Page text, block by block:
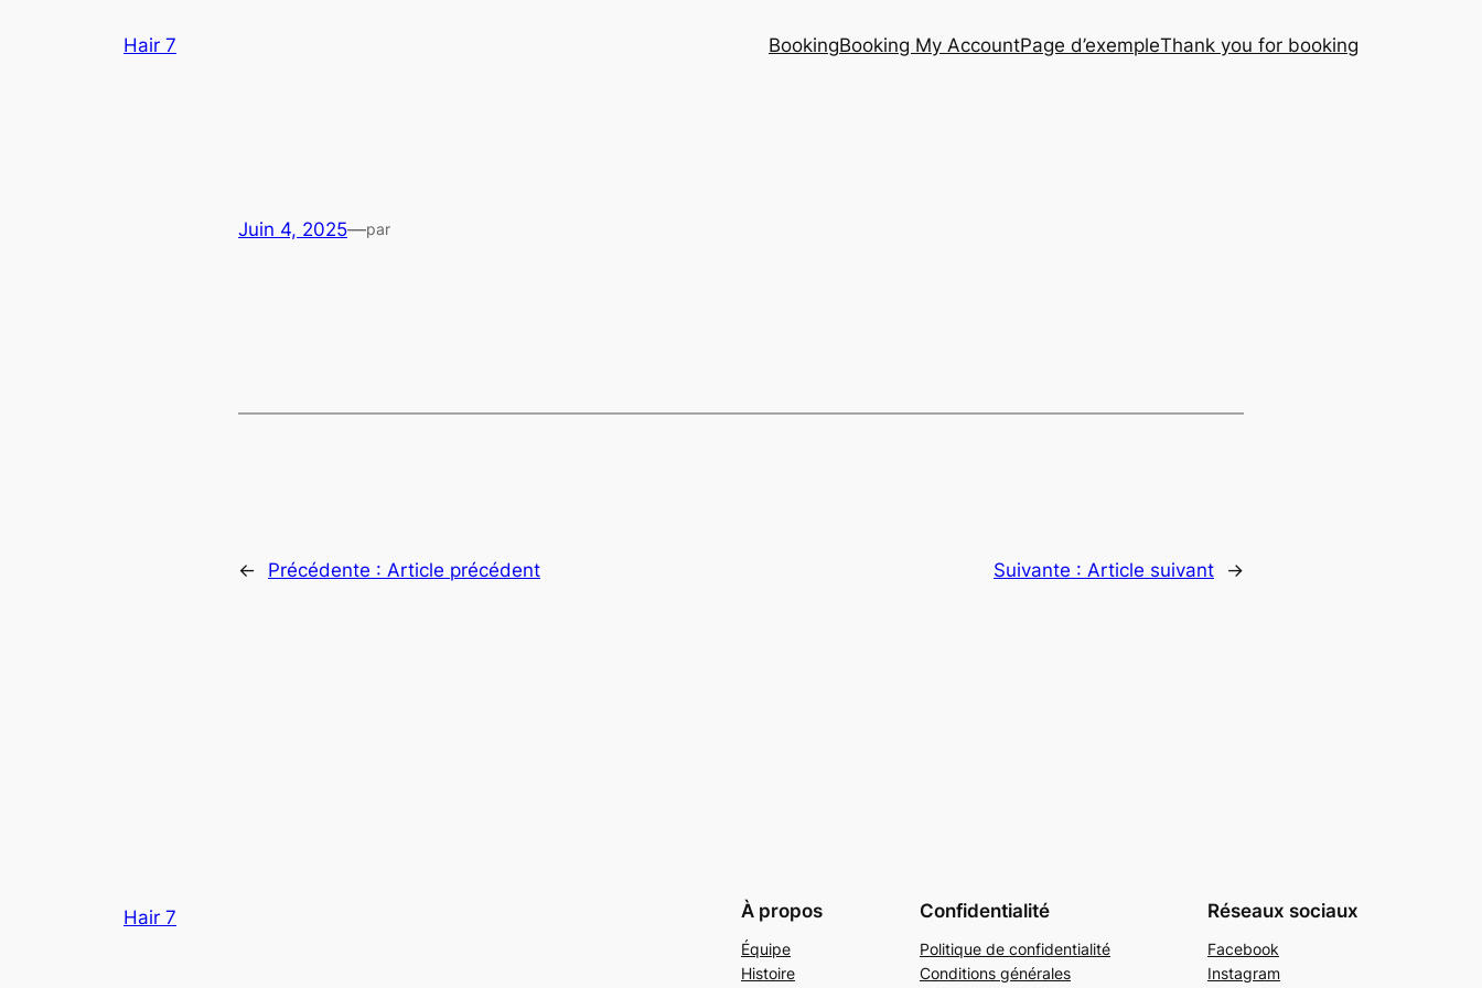
Hair 7 BookingBooking My AccountPage d’exempleThank you for booking
Juin 4, 2025—par
← Précédente : Article précédent Suivante : Article suivant →
Hair 7 À propos
Équipe
Histoire
Confidentialité
Politique de confidentialité
Conditions générales
Réseaux sociaux
Facebook
Instagram